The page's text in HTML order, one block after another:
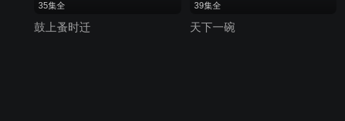
35集全
鼓上蚤时迁
39集全
天下一碗